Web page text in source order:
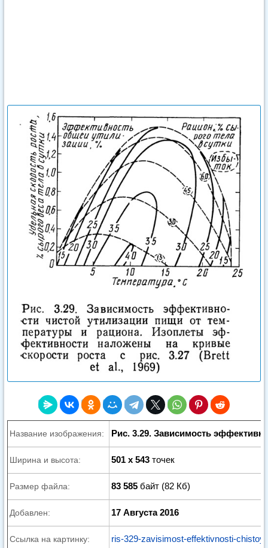
Название изображения: Рис. 3.29. Зависимость
Ширина и высота: 501 x 543 точек
Размер файла: 83 585 байт (82 Кб)
Добавлен: 17 Августа 2016
Ссылка на картинку: ris-329-zavisimost-effektivnosti-